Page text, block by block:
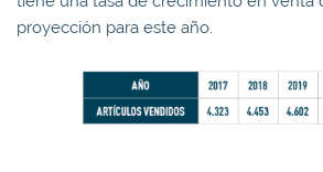
proyección para este año.